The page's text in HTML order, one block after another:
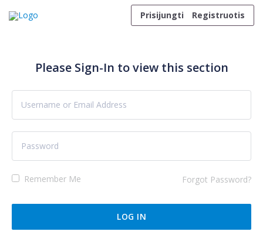
Prisijungti
Registruotis
Please Sign-In to view this section
Remember Me Forgot Password?